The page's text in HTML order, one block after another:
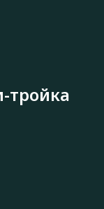
тройка